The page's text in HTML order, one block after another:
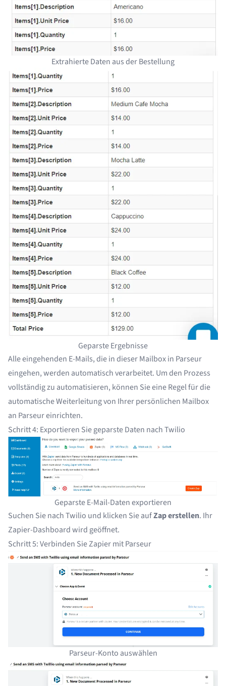
Extrahierte Daten aus der Bestellung
Geparste Ergebnisse
Alle eingehenden E-Mails, die in dieser Mailbox in Parseur
eingehen, werden automatisch verarbeitet. Um den Prozess
vollständig zu automatisieren, können Sieeine Regel für die
automatische Weiterleitungvon Ihrer persönlichen Mailbox
an Parseur einrichten.
Schritt 4: Exportieren Sie geparste Daten nach Twilio
Geparste E-Mail-Daten exportieren
Suchen Sie nach Twilio und klicken Sie aufZap erstellen. Ihr
Zapier-Dashboard wird geöffnet.
Schritt 5: Verbinden Sie Zapier mit Parseur
Parseur-Konto auswählen